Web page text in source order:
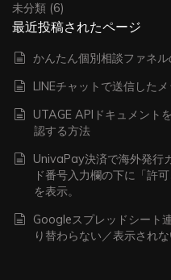
未分類 (6)
最近投稿されたページ
かんたん個別相談ファネ
LINEチャットで送信した
UTAGE APIドキュメント
認する方法
UnivaPay決済で海外発行
ド番号入力欄の下に「許
を表示。
Googleスプレッドシート
り替わらない／表示され